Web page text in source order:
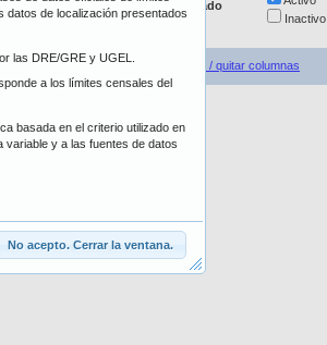
No escolarizada
Estado
Inactivo
Agregar / quitar columnas
datos de localización presentados
las DRE/GRE y UGEL.
a los límites censales del
basada en el criterio utilizado en
variable y a las fuentes de datos
No acepto. Cerrar la ventana.